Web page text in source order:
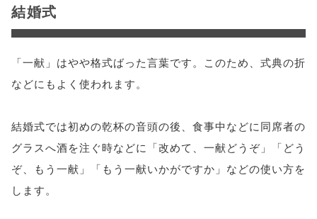
結婚式
「一献」はやや格式ばった言葉です。このため、式典の折
などにもよく使われます。
結婚式では初めの乾杯の音頭の後、食事中などに同席者の
グラスへ酒を注ぐ時などに「改めて、一献どうぞ」「どう
ぞ、もう一献」「もう一献いかがですか」などの使い方を
します。